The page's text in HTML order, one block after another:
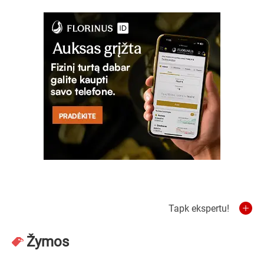
Tapk ekspertu!
Žymos